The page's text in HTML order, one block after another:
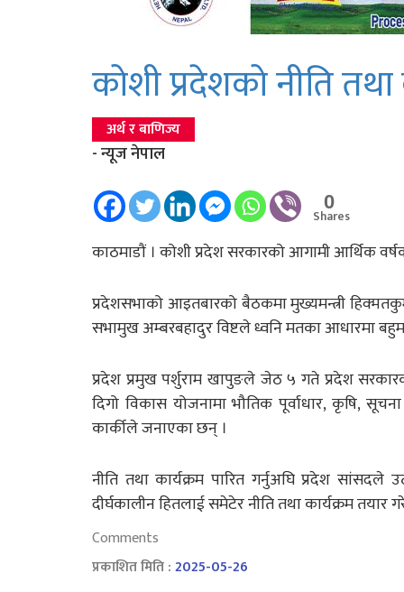
कोशी प्रदेशको नीति तथा
अर्थ र बाणिज्य
- न्यूज नेपाल
0
Shares
काठमाडौं । कोशी प्रदेश सरकारको आगामी आर्थिक
प्रदेशसभाको आइतबारको बैठकमा मुख्यमन्त्री
सभामुख अम्बरबहादुर विष्टले ध्वनि मतका आधारमा
प्रदेश प्रमुख पर्शुराम खापुङले जेठ ५ गते प्रदेश
दिगो विकास योजनामा भौतिक पूर्वाधार, कृषि, सूचना
कार्कीले जनाएका छन् ।
नीति तथा कार्यक्रम पारित गर्नुअघि प्रदेश
दीर्घकालीन हितलाई समेटेर नीति तथा कार्यक्रम तयार
Comments
प्रकाशित मिति :2025-05-26